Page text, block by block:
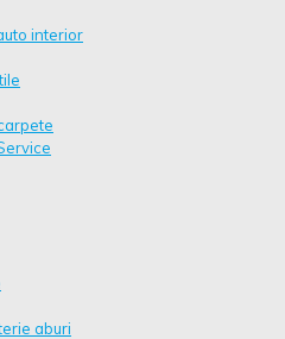
interior
aburi